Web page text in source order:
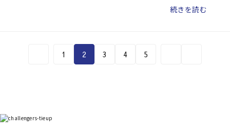
続きを読む
1 2 3 4 5